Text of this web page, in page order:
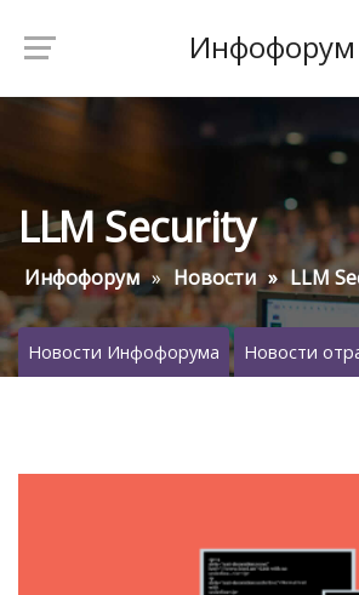
Инфофорум
LLM Security
Инфофорум Новости LLM
Новости Инфофорума Новости